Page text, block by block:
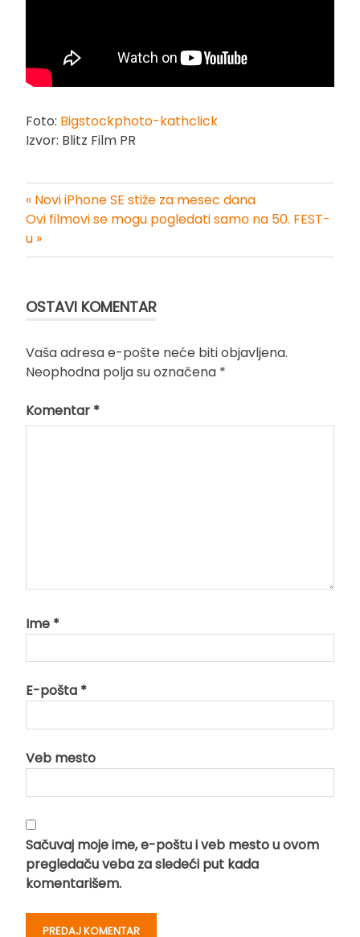
Foto: Bigstockphoto-kathclick
Izvor: Blitz Film PR
Kretanje
članka
« Novi iPhone SE stiže za mesec dana
Ovi filmovi se mogu pogledati samo na 50. FEST-
u »
OSTAVI KOMENTAR
Vaša adresa e-pošte neće biti objavljena.
Neophodna polja su označena *
Komentar *
Ime *
E-pošta *
Veb mesto
Sačuvaj moje ime, e-poštu i veb mesto u ovom
pregledaču veba za sledeći put kada
komentarišem.